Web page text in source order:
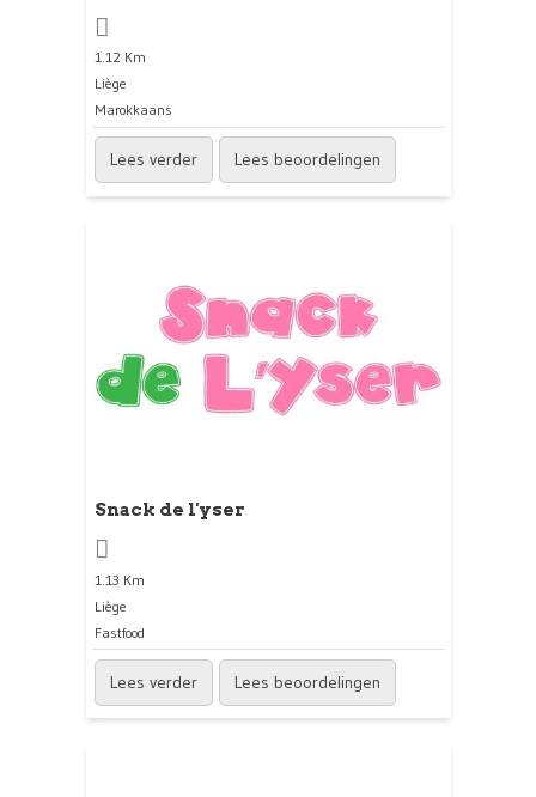
1.12 Km
Liège
Marokkaans
Lees verder Lees beoordelingen
Snack de l'yser
1.13 Km
Liège
Fastfood
Lees verder Lees beoordelingen